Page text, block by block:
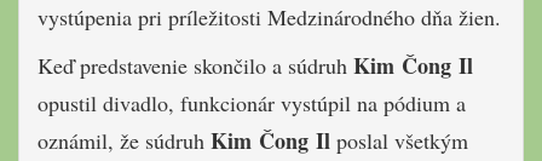
vystúpenia pri príležitosti Medzinárodného dňa žien.
Keď predstavenie skončilo a súdruh Kim Čong Il
opustil divadlo, funkcionár vystúpil na pódium a
oznámil, že súdruh Kim Čong Il poslal všetkým